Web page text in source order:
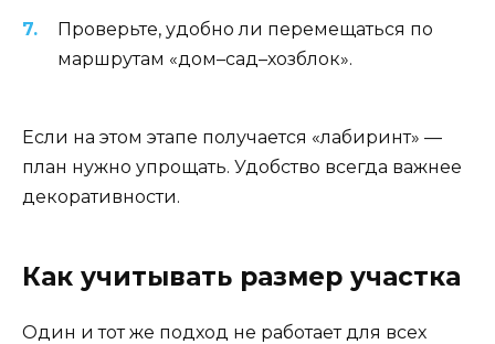
Проверьте, удобно ли перемещаться по
маршрутам «дом–сад–хозблок».
Если на этом этапе получается «лабиринт» —
план нужно упрощать. Удобство всегда важнее
декоративности.
Как учитывать размер участка
Один и тот же подход не работает для всех